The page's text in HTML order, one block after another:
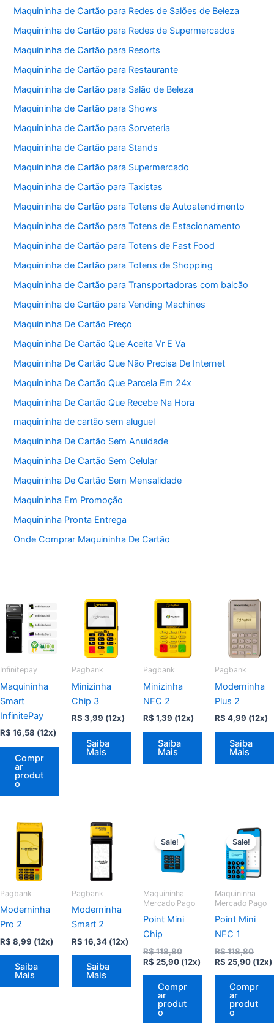
Maquininha de Cartão para Redes de Salões de Beleza
Maquininha de Cartão para Redes de Supermercados
Maquininha de Cartão para Resorts
Maquininha de Cartão para Restaurante
Maquininha de Cartão para Salão de Beleza
Maquininha de Cartão para Shows
Maquininha de Cartão para Sorveteria
Maquininha de Cartão para Stands
Maquininha de Cartão para Supermercado
Maquininha de Cartão para Taxistas
Maquininha de Cartão para Totens de Autoatendimento
Maquininha de Cartão para Totens de Estacionamento
Maquininha de Cartão para Totens de Fast Food
Maquininha de Cartão para Totens de Shopping
Maquininha de Cartão para Transportadoras com balcão
Maquininha de Cartão para Vending Machines
Maquininha De Cartão Preço
Maquininha De Cartão Que Aceita Vr E Va
Maquininha De Cartão Que Não Precisa De Internet
Maquininha De Cartão Que Parcela Em 24x
Maquininha De Cartão Que Recebe Na Hora
maquininha de cartão sem aluguel
Maquininha De Cartão Sem Anuidade
Maquininha De Cartão Sem Celular
Maquininha De Cartão Sem Mensalidade
Maquininha Em Promoção
Maquininha Pronta Entrega
Onde Comprar Maquininha De Cartão
Infinitepay
Maquininha
Smart
InfinitePay
R$ 16,58 (12x)
Compr
ar
produt
o
Pagbank
Minizinha
Chip 3
R$ 3,99 (12x)
Saiba
Mais
Pagbank
Minizinha
NFC 2
R$ 1,39 (12x)
Saiba
Mais
Pagbank
Moderninha
Plus 2
R$ 4,99 (12x)
Saiba
Mais
Pagbank
Moderninha
Pro 2
R$ 8,99 (12x)
Saiba
Mais
Pagbank
Moderninha
Smart 2
R$ 16,34 (12x)
Saiba
Mais
Sale!
Maquininha
Mercado Pago
Point Mini
Chip
R$118,80O
preço
R$ 118,80.
R$ 25,90O
é:
R$ 25,90.
(12x)
Compr
ar
produt
o
Sale!
Maquininha
Mercado Pago
Point Mini
NFC 1
R$118,80O
R$
R$ 25,90O
é:
R$
(12x)
Compr
ar
produt
o